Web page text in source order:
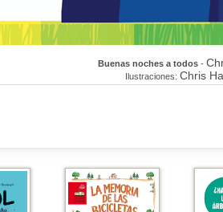
Buenas noches a todos -
Ilustraciones: Chris